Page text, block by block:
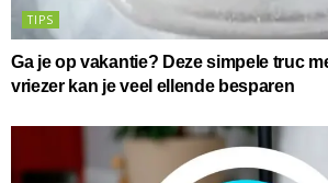
TIPS
Ga je op vakantie? Deze simpele truc
vriezer kan je veel ellende besparen